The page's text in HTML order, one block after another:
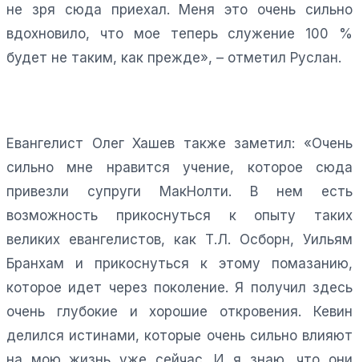
не зря сюда приехал. Меня это очень сильно
вдохновило, что мое теперь служение 100 %
будет не таким, как прежде», – отметил Руслан.
Евангелист Олег Хашев также заметил: «Очень
сильно мне нравится учение, которое сюда
привезли супруги МакНолти. В нем есть
возможность прикоснуться к опыту таких
великих евангелистов, как Т.Л. Осборн, Уильям
Бранхам и прикоснуться к этому помазанию,
которое идет через поколение. Я получил здесь
очень глубокие и хорошие откровения. Кевин
делился истинами, которые очень сильно влияют